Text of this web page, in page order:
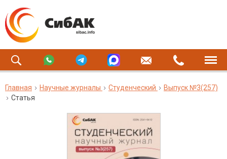
Главная Научные журналы Студенческий
Выпуск №3(257)
Статья